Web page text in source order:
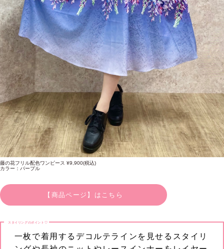
藤の花フリル配色ワンピース ¥9,900(税込)
カラー：パープル
【商品ページ】はこちら
スタイリングのポイント♡
一枚で着用するデコルテラインを見せるスタイリ